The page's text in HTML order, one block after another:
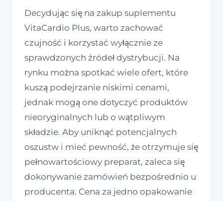
Decydując się na zakup suplementu
VitaCardio Plus, warto zachować
czujność i korzystać wyłącznie ze
sprawdzonych źródeł dystrybucji. Na
rynku można spotkać wiele ofert, które
kuszą podejrzanie niskimi cenami,
jednak mogą one dotyczyć produktów
nieoryginalnych lub o wątpliwym
składzie. Aby uniknąć potencjalnych
oszustw i mieć pewność, że otrzymuje się
pełnowartościowy preparat, zaleca się
dokonywanie zamówień bezpośrednio u
producenta. Cena za jedno opakowanie